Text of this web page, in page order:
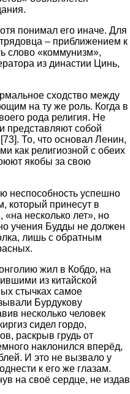
понимал его иначе. Для
– приближением к
слово «коммунизм»,
из династии Цинь,
сходство между
на ту же роль. Когда в
рода религия. Не
представляют собой
[73]. То, что основал Ленин,
как религиозной с обеих
якобы за свою
неспособность успешно
который принесут в
несколько лет», но
учения Будды не должен
лишь с обратным
жил в Кобдо, на
из китайской
стычках самое
Бурдукову
несколько человек
сидел гордо,
раскрыв грудь от
наклонился вперёд,
И это не вызвало у
к его же глазам.
на своё сердце, не издав